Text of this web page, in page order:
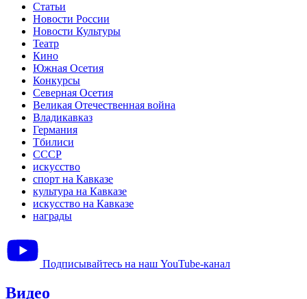
Статьи
Новости России
Новости Культуры
Театр
Кино
Южная Осетия
Конкурсы
Северная Осетия
Великая Отечественная война
Владикавказ
Германия
Тбилиси
СССР
искусство
спорт на Кавказе
культура на Кавказе
искусство на Кавказе
награды
Подписывайтесь на наш YouTube-канал
Видео